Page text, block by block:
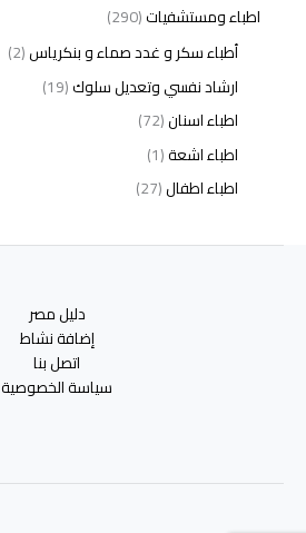
اطباء ومستشفيات(290)
أطباء سكر و غدد صماء و بنكرياس(2)
ارشاد نفسي وتعديل سلوك(19)
اطباء اسنان(72)
اطباء اشعة(1)
اطباء اطفال(27)
اطباء امراض الذكورة(1)
اطباء انف واذن وحنجرة(4)
دليل مصر
إضافة نشاط
اتصل بنا
سياسة الخصوصية